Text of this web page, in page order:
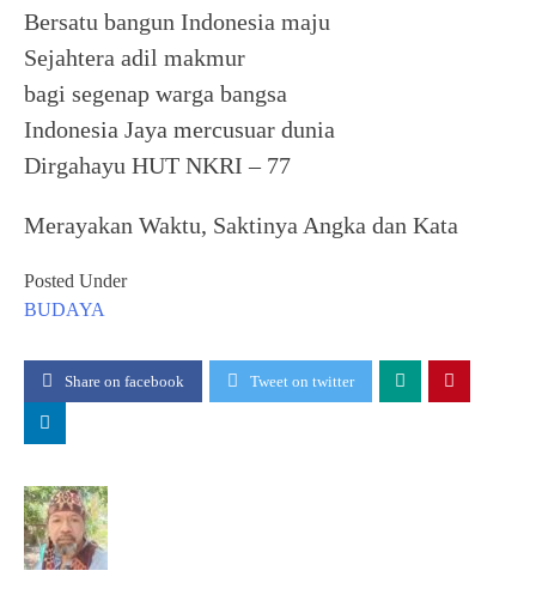
Bersatu bangun Indonesia maju
Sejahtera adil makmur
bagi segenap warga bangsa
Indonesia Jaya mercusuar dunia
Dirgahayu HUT NKRI – 77
Merayakan Waktu, Saktinya Angka dan Kata
Posted Under
BUDAYA
Share on facebook Tweet on twitter